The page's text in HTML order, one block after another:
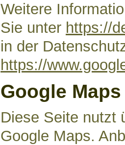
Weitere
Sie unter https://
in der
https://
Google Maps
Diese Seite nutzt
Google Maps.